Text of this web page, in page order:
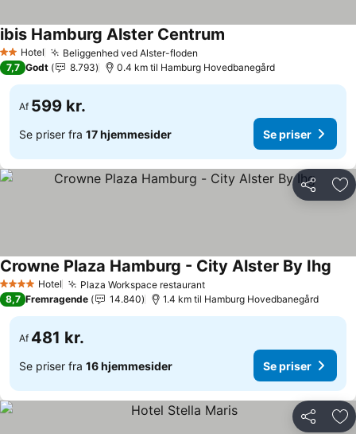
2 Stjerner
Hotel Beliggenhed ved Alster-floden
ibis Hamburg Alster Centrum
7,7 Godt 8.793 0.4 km til Hamburg Hovedbanegård
Af 599 kr.
Se priser fra 17 hjemmesider Se priser
Del
4 StjernerHotel Plaza Workspace restaurantSe priser
Crowne Plaza Hamburg - City Alster By Ihg
8,7 Fremragende 14.840 1.4 km til Hamburg Hovedbanegård
Af 481 kr.
Se priser fra 16 hjemmesider Se priser
Del